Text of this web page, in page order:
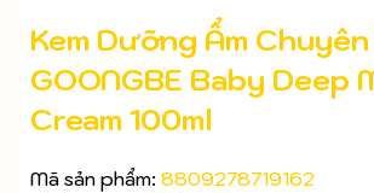
Kem Dưỡng Ẩm
GOONGBE Baby Deep
Cream 100ml
Mã sản phẩm: 8809278719162